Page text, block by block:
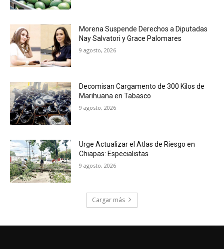
Morena Suspende Derechos a Diputadas
Nay Salvatori y Grace Palomares
9 agosto, 2026
Decomisan Cargamento de 300 Kilos de
Marihuana en Tabasco
9 agosto, 2026
Urge Actualizar el Atlas de Riesgo en
Chiapas: Especialistas
9 agosto, 2026
Cargar más